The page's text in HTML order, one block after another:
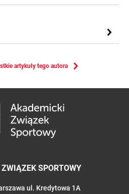
artykuły tego autora
SPORTOWY
ul. Kredytowa 1A